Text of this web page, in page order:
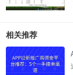
相关推荐